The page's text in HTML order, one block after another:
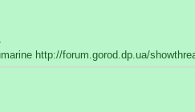
http://forum.gorod.dp.ua/